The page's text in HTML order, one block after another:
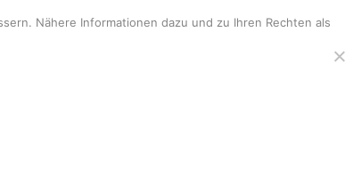
Nähere Informationen dazu und zu Ihren Rechten als